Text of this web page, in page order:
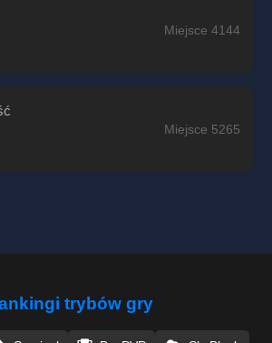
Miejsce 4144
Miejsce 5265
trybów gry